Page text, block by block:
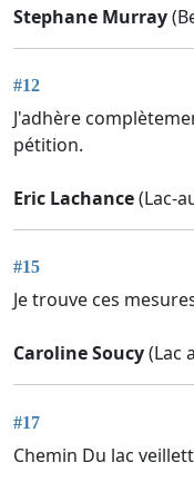
Stephane Murray
#12
J'adhère
pétition.
Eric Lachance(Lac-
#15
Je trouve ces
Caroline Soucy(Lac
#17
Chemin Du lac